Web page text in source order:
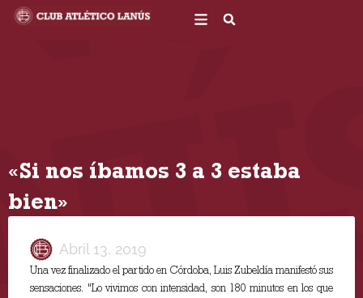
«Si nos íbamos 3 a 3 estaba
bien»
Abril 13, 2019
Una vez finalizado el partido en Córdoba, Luis Zubeldía manifestó sus
sensaciones. "Lo vivimos con intensidad, son 180 minutos en los que